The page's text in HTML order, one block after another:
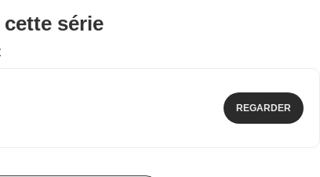
série
REGARDER